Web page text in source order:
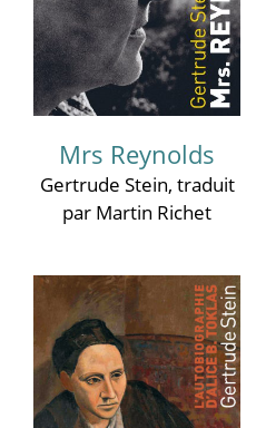
Mrs Reynolds
Gertrude Stein, traduit
par Martin Richet